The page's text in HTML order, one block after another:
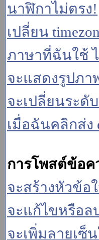
นาฬิกาไม่ตรง!
เปลี่ยน
ภาษาที่ฉันใช้
จะแสดงรูปภา
จะเปลี่ยนระดั
เมื่อฉันคลิกส่ง
การโพสต์ข้อค
จะสร้างหัวข้อ
จะแก้ไขหรือล
จะเพิ่มลายเซ็